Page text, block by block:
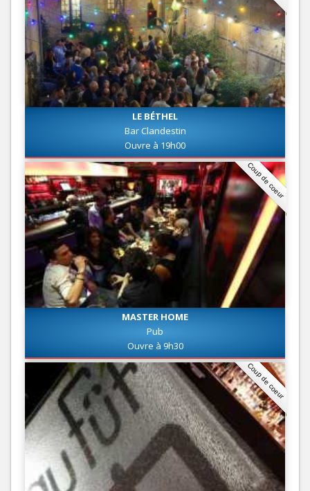
LE BÉTHEL
Bar Clandestin
Ouvre à 19h00
Coup de coeur
MASTER HOME
Pub
Ouvre à 9h30
Coup de coeur